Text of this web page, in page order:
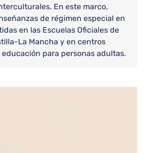
En este marco,
de régimen especial en
en las Escuelas Oficiales de
La Mancha y en centros
para personas adultas.